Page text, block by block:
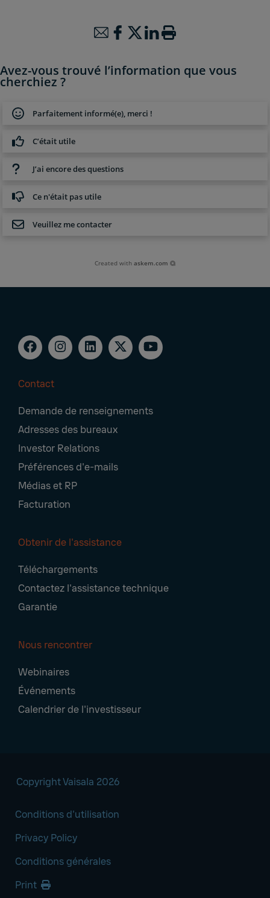
Avez-vous trouvé l’information que vous
cherchiez ?
Parfaitement informé(e), merci !
C’était utile
J’ai encore des questions
Ce n'était pas utile
Veuillez me contacter
Created withaskem.com
Navigation
Contact
Demande de renseignements
Adresses des bureaux
Investor Relations
Préférences d'e-mails
Médias et RP
Facturation
Obtenir de l'assistance
Téléchargements
Contactez l'assistance technique
Garantie
Nous rencontrer
Webinaires
Événements
Calendrier de l'investisseur
Copyright Vaisala 2026
Conditions d'utilisation
Privacy Policy
Conditions générales
Print